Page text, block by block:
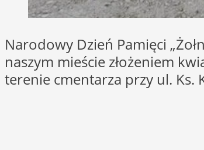
Narodowy Dzień Pamięci
naszym mieście złożeniem
terenie cmentarza przy ul. Ks.